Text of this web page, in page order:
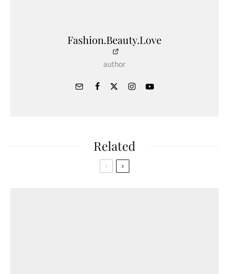
Fashion.Beauty.Love
author
Related